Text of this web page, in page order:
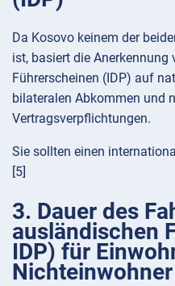
Da Kosovo keinem der
ist, basiert die Anerkennung
Führerscheinen (IDP) auf
bilateralen Abkommen und
Vertragsverpflichtungen.
Sie sollten einen
[5]
3. Dauer des
ausländischen
IDP) für
Nichteinwohner